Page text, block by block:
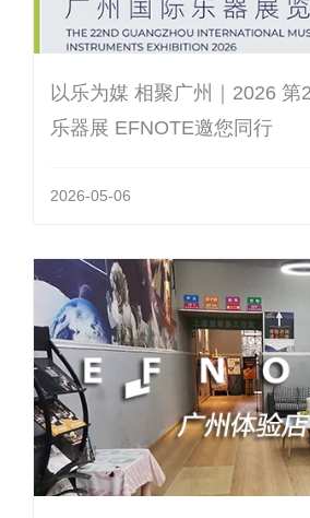
以乐为媒 相聚广州｜2026 第
乐器展 EFNOTE邀您同行
2026-05-06